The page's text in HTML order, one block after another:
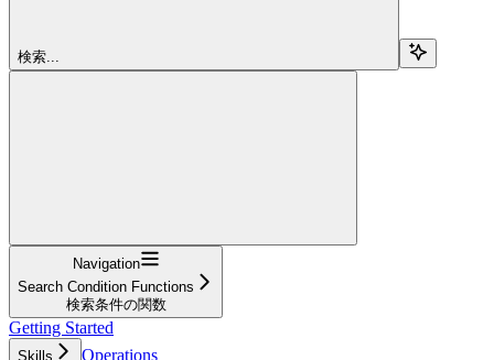
検索...
Navigation
Search Condition Functions
検索条件の関数
Getting Started
Skills
Operations